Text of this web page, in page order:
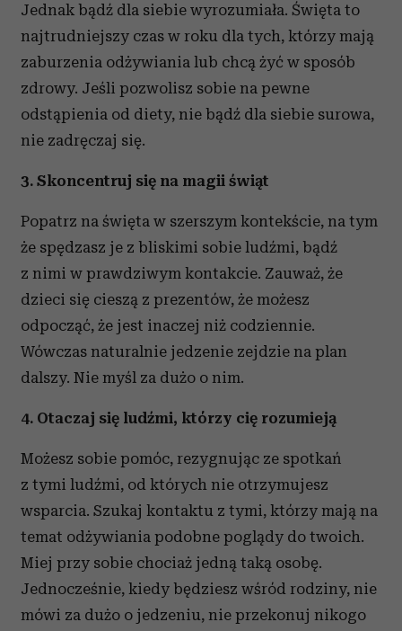
Jednak bądź dla siebie wyrozumiała. Święta to
najtrudniejszy czas w roku dla tych, którzy mają
zaburzenia odżywiania lub chcą żyć w sposób
zdrowy. Jeśli pozwolisz sobie na pewne
odstąpienia od diety, nie bądź dla siebie surowa,
nie zadręczaj się.
3. Skoncentruj się na magii świąt
Popatrz na święta w szerszym kontekście, na tym
że spędzasz je z bliskimi sobie ludźmi, bądź
z nimi w prawdziwym kontakcie. Zauważ, że
dzieci się cieszą z prezentów, że możesz
odpocząć, że jest inaczej niż codziennie.
Wówczas naturalnie jedzenie zejdzie na plan
dalszy. Nie myśl za dużo o nim.
4. Otaczaj się ludźmi, którzy cię rozumieją
Możesz sobie pomóc, rezygnując ze spotkań
z tymi ludźmi, od których nie otrzymujesz
wsparcia. Szukaj kontaktu z tymi, którzy mają na
temat odżywiania podobne poglądy do twoich.
Miej przy sobie chociaż jedną taką osobę.
Jednocześnie, kiedy będziesz wśród rodziny, nie
mówi za dużo o jedzeniu, nie przekonuj nikogo